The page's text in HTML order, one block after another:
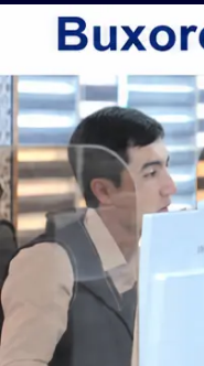
content